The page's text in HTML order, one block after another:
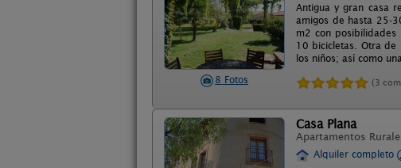
8 Fotos
Antigua y gran casa
amigos de hasta 25-
m2 con
10 bicicletas. Otra de
los niños; así como
(3
Casa Plana
Apartamentos
Alquiler completo